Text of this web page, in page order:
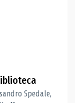
Spedale,